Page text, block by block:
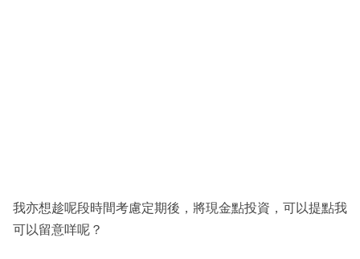
我亦想趁呢段時間考慮定期後，將現金點投資，可以提點我
可以留意咩呢？